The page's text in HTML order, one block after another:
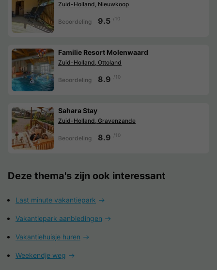
Zuid-Holland, Nieuwkoop
Beoordeling 9.5 /10
Familie Resort Molenwaard
Zuid-Holland, Ottoland
Beoordeling 8.9 /10
Sahara Stay
Zuid-Holland, Gravenzande
Beoordeling 8.9 /10
Deze thema's zijn ook interessant
Last minute vakantiepark
Vakantiepark aanbiedingen
Vakantiehuisje huren
Weekendje weg